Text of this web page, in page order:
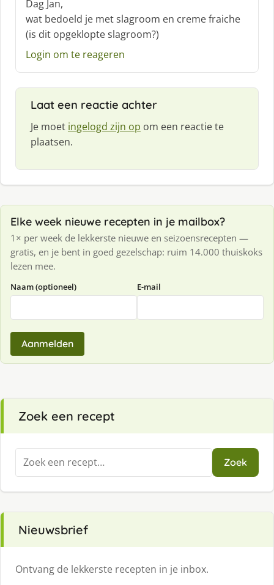
h
r
e
e
:
Dag Jan,
wat bedoeld je met slagroom en creme fraiche
(is dit opgeklopte slagroom?)
Login om te reageren
Laat een reactie achter
Je moet ingelogd zijn op om een reactie te
plaatsen.
Elke week nieuwe recepten in je mailbox?
1× per week de lekkerste nieuwe en seizoensrecepten —
gratis, en je bent in goed gezelschap: ruim 14.000 thuiskoks
lezen mee.
Naam (optioneel) E-mail
Aanmelden
Zoek een recept
Zoeken
naar:
Zoek
Nieuwsbrief
Ontvang de lekkerste recepten in je inbox.